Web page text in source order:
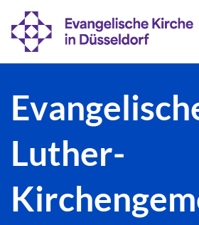
Luther-